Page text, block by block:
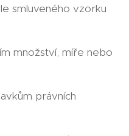
smluveného vzorku
množství, míře nebo
právních